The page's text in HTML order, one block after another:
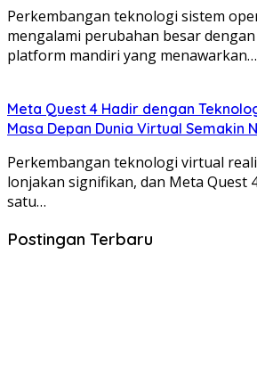
Perkembangan teknologi sistem
mengalami perubahan besar
platform mandiri yang menawarkan…
Meta Quest 4 Hadir dengan
Masa Depan Dunia Virtual Semakin
Perkembangan teknologi virtual
lonjakan signifikan, dan Meta Quest
satu…
Postingan Terbaru